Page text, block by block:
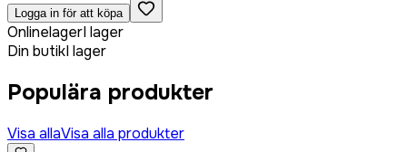
Logga in för att köpa
OnlinelagerI lager
Din butikI lager
Populära produkter
Visa allaVisa alla produkter